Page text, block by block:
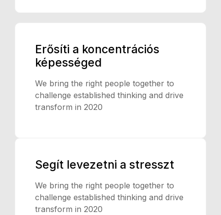
Erősíti a koncentrációs
képességed
We bring the right people together to
challenge established thinking and drive
transform in 2020
Segít levezetni a stresszt
We bring the right people together to
challenge established thinking and drive
transform in 2020